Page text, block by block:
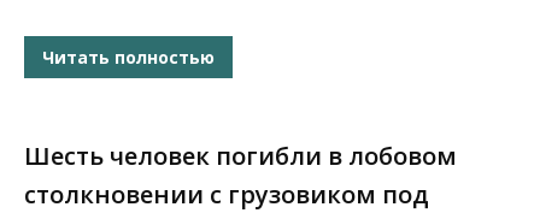
Читать полностью
Шесть человек погибли в лобовом
столкновении с грузовиком под